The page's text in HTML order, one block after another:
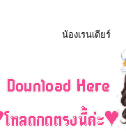
น้องเรนเดียร์